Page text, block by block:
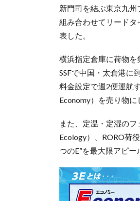
新門司を結ぶ東京九州
組み合わせてリードタ
表した。
横浜指定倉庫に荷物
SSFで中国・太倉港に
料金設定で週2便運航
Economy）を売り物に
また、定温・定湿の
Ecology）、RORO荷
つのE”を最大限アピー